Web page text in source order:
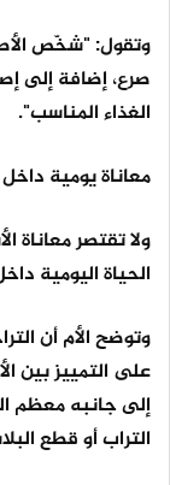
وتقول: "شخّص
صرع، إضافة إلى
الغذاء المناسب".
معاناة يومية
ولا تقتصر معاناة
الحياة اليومية
وتوضح الأم أن
على التمييز بين
إلى جانبه معظم
التراب أو قطع